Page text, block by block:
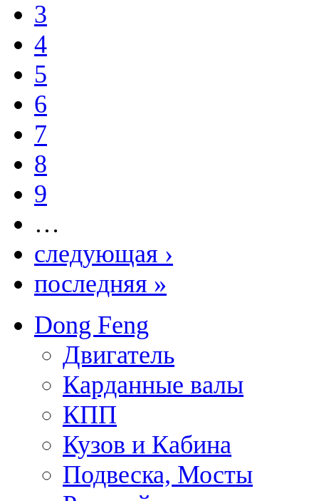
3
4
5
6
7
8
9
…
следующая ›
последняя »
Dong Feng
Двигатель
Карданные валы
КПП
Кузов и Кабина
Подвеска, Мосты